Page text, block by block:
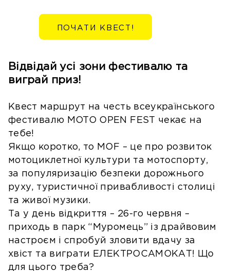
ПОЧАТИ КВЕСТ!
Відвідай усі зони фестивалю та
виграй приз!
Квест маршрут на честь всеукраїнського
фестивалю MOTO OPEN FEST чекає на
тебе!
Якщо коротко, то MOF – це про розвиток
мотоциклетної культури та мотоспорту,
за популяризацію безпеки дорожнього
руху, туристичної привабливості столиці
та живої музики.
Та у день відкриття – 26-го червня –
приходь в парк “Муромець” із драйвовим
настроєм і спробуй зловити вдачу за
хвіст та виграти ЕЛЕКТРОСАМОКАТ! Що
для цього треба?